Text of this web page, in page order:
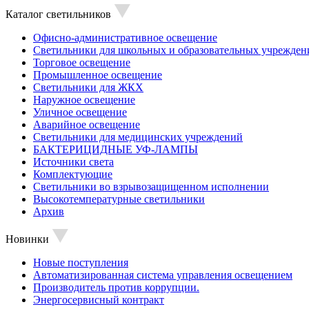
Каталог светильников
Офисно-административное освещение
Светильники для школьных и образовательных
Торговое освещение
Промышленное освещение
Светильники для ЖКХ
Наружное освещение
Уличное освещение
Аварийное освещение
Светильники для медицинских учреждений
БАКТЕРИЦИДНЫЕ УФ-ЛАМПЫ
Источники света
Комплектующие
Светильники во взрывозащищенном исполнении
Высокотемпературные светильники
Архив
Новинки
Новые поступления
Автоматизированная система управления освещением
Производитель против коррупции.
Энергосервисный контракт